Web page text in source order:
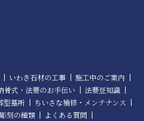
いわき石材の工事
施工中のご案内
骨式・法要のお手伝い
法要豆知識
型墓所
ちいさな補修・メンテナンス
彫刻の種類
よくある質問